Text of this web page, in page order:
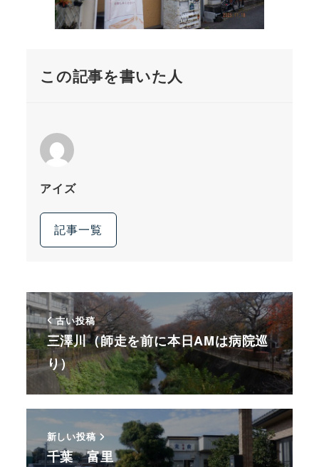
この記事を書いた人
アイズ
記事一覧
古い投稿
三澤川（師走を前に本日AMは病院巡
り）
新しい投稿
千葉 富里